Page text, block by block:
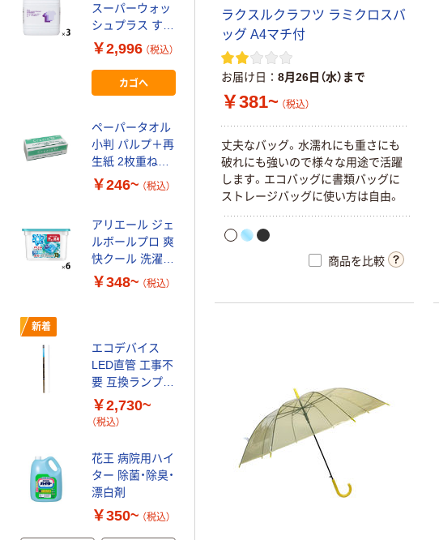
ラク ス ルク ラ フツ ラ ミ ク ロ スバ
ッグ A4マチ付
お届け日 8月26日（水）まで
￥381~ （税込）
丈夫なバッグ。 水濡れにも重さにも
破れにも強いので様々な用途で活躍
します。 エコバッグに書類バッグに
ス ト レージバッグに使い方は自由。
商品を比較
スーパーウォッ
シュプラス すす
ぎ1回 抗菌剤入
り 業務用衣料用
洗剤 4L オリジ
ナル 1セット(3
ジナル
￥2,996 （税込）
カゴへ
ペーパータオル
小判 パルプ＋再
生紙 2枚重ね
200組（400枚）
ハンドタオル ダ
ブル
￥246~ （税込）
アリエール ジェ
ルボールプロ 爽
快クール 洗濯洗
剤 P&G
￥348~ （税込）
新着
エコデバイス
LED直管 工事不
要 互換ランプ
（FL/FLR/FHF対
応） 昼光色
￥2,730~
（税込）
花王 病院用ハイ
ター 除菌・除臭・
漂白剤
￥350~ （税込）
レのおそうじシ
ート 大王製紙
共同企画 トイ
レクリーナー
トイレシート
￥330~
オリジナル
20.3cm 1セッ
ト（1袋（100膳
入）×5） オリジナ
ル
￥1,615 （税込）
カゴへ
【天然水】いろは
す（軟水）
￥756~ （税込）